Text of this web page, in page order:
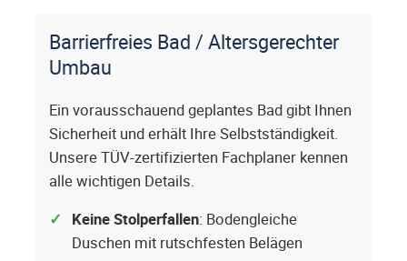
Barrierfreies Bad / Altersgerechter
Umbau
Ein vorausschauend geplantes Bad gibt Ihnen
Sicherheit und erhält Ihre Selbstständigkeit.
Unsere TÜV-zertifizierten Fachplaner kennen
alle wichtigen Details.
Keine Stolperfallen: Bodengleiche
Duschen mit rutschfesten Belägen